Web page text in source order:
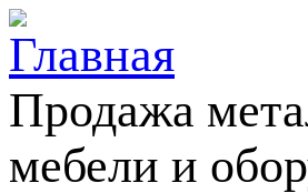
Перейти к основному содержанию
Продажа
мебели и